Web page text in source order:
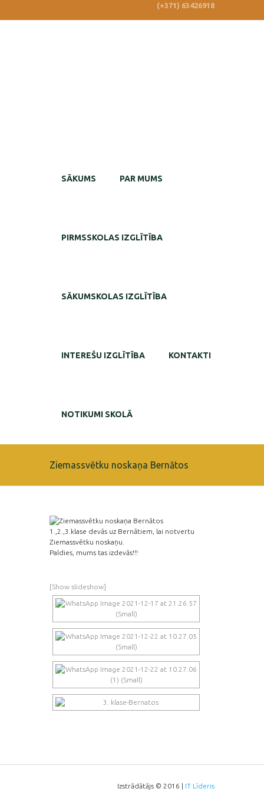
(+371) 63426918
SĀKUMS PAR MUMS
PIRMSSKOLAS IZGLĪTĪBA
SĀKUMSKOLAS IZGLĪTĪBA
INTEREŠU IZGLĪTĪBA KONTAKTI
NOTIKUMI SKOLĀ
Ziemassvētku noskaņa Bernātos
1.,2.,3.klase devās uz Bernātiem, lai notvertu
Ziemassvētku noskaņu.
Paldies, mums tas izdevās!!!
[Show slideshow]
Izstrādātājs © 2016 | IT Līderis